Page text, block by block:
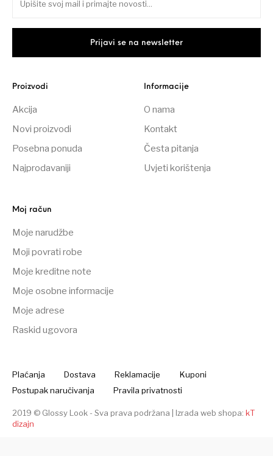
Proizvodi
Akcija
Novi proizvodi
Posebna ponuda
Najprodavaniji
Informacije
O nama
Kontakt
Česta pitanja
Uvjeti korištenja
Moj račun
Moje narudžbe
Moji povrati robe
Moje kreditne note
Moje osobne informacije
Moje adrese
Raskid ugovora
Plaćanja Dostava Reklamacije
Kuponi
Postupak naručivanja
Pravila privatnosti
2019 © Glossy Look - Sva prava podržana | Izrada web shopa: kT
dizajn